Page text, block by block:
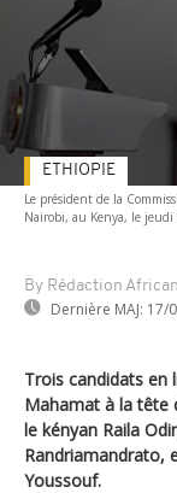
Le président de la
Nairobi, au Kenya, le
By Rédaction
Dernière MAJ: 17/
ETHIOPIE
Trois candidats en
Mahamat à la tête
le kényan Raila
Randriamandrato,
Youssouf.